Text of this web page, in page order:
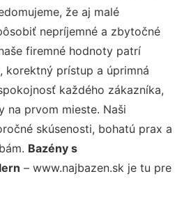
že aj malé
nepríjemné a zbytočné
firemné hodnoty patrí
korektný prístup a úprimná
každého zákazníka,
na prvom mieste. Naši
skúsenosti, bohatú prax a
Bazény s
– www.najbazen.sk je tu pre